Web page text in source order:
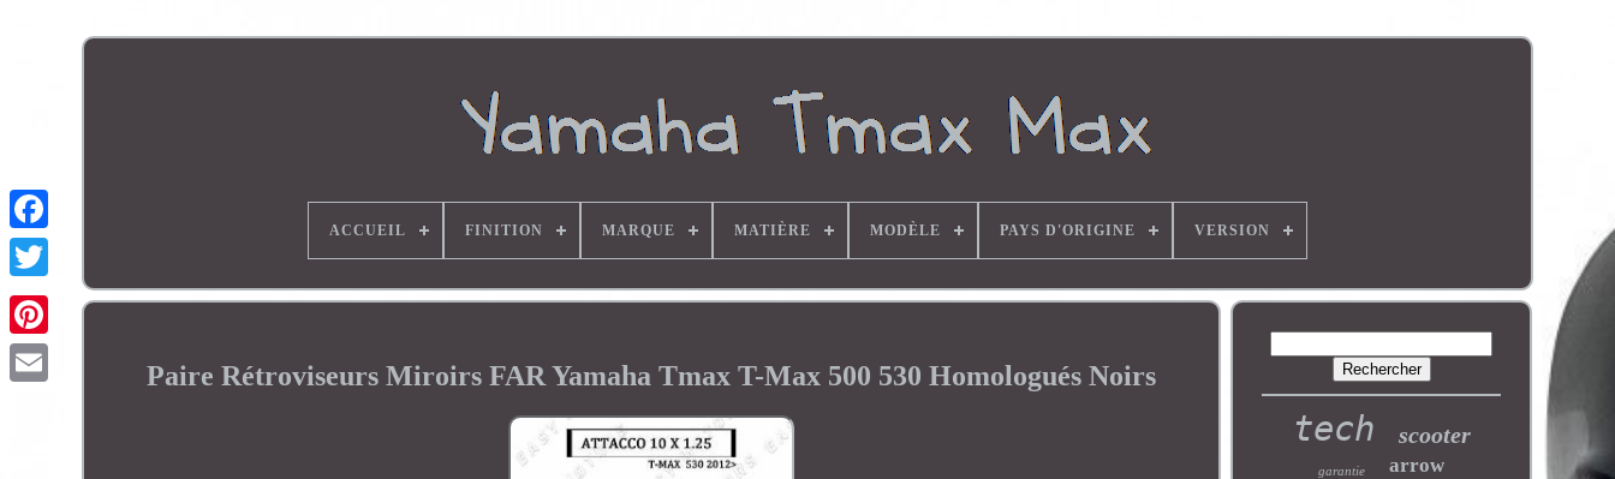
ACCUEIL FINITION MARQUE MATIÈRE MODÈLE PAYS D'ORIGINE VERSION
Paire Rétroviseurs Miroirs FAR Yamaha Tmax T-Max 500 530 Homologués Noirs
tech scooter
garantie arrow